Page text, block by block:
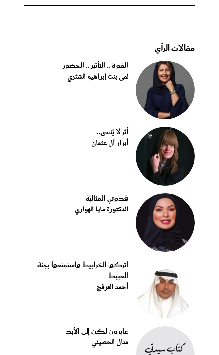
مقالات الرأي
القوة .. التأثير .. الحضور
لمى بنت إبراهيم الشثري
أثر لا يُنسى..
أبرار آل عثمان
قدوتي المثاليّة
الدكتورة مايا الهواري
اتركوا الخرابيط واستمتعوا بجنة
العبيط
أحمد العرفج
عابرون لكن إلى الأبد
منال الحصيني